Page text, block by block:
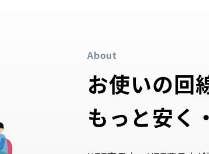
About
お使いの回
もっと安く